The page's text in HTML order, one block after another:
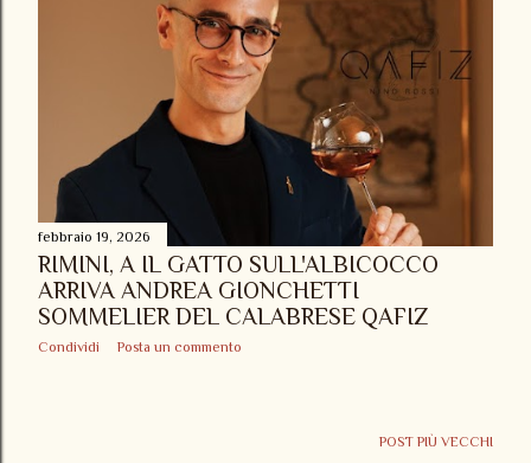
febbraio 19, 2026
RIMINI, A IL GATTO SULL'ALBICOCCO
ARRIVA ANDREA GIONCHETTI
SOMMELIER DEL CALABRESE QAFIZ
Condividi Posta un commento
POST PIÙ VECCHI